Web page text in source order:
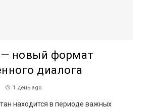
— новый формат
диалога
1 день ago
находится в периоде важных